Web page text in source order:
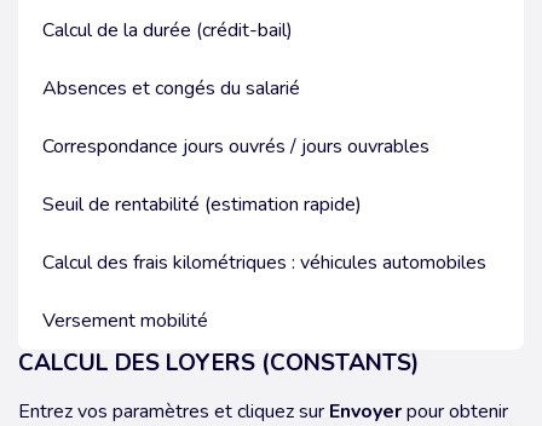
CALCUL DES LOYERS (CONSTANTS)
Entrez vos paramètres et cliquez sur Envoyerpour obtenir
Calcul de la durée (crédit-bail)
Absences et congés du salarié
Correspondance jours ouvrés / jours ouvrables
Seuil de rentabilité (estimation rapide)
Calcul des frais kilométriques : véhicules automobiles
Versement mobilité